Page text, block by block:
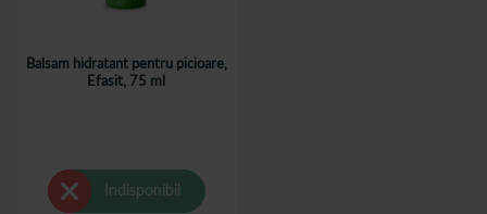
Balsam hidratant pentru picioare,
Efasit, 75 ml
Indisponibil